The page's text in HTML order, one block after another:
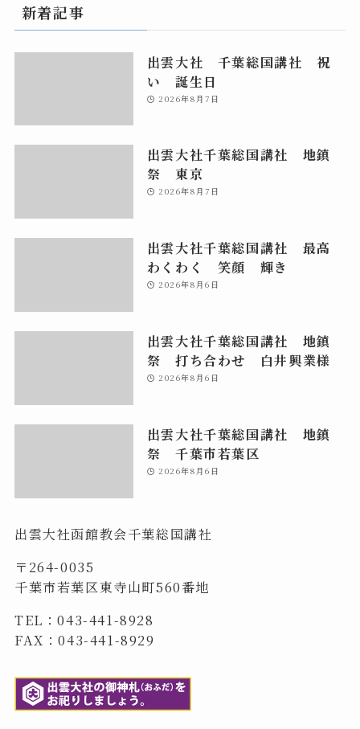
新着記事
出雲大社 千葉総国講社 祝
い 誕生日
2026年8月7日
出雲大社千葉総国講社 地鎮
祭 東京
2026年8月7日
出雲大社千葉総国講社 最高
わくわく 笑顔 輝き
2026年8月6日
出雲大社千葉総国講社 地鎮
祭 打ち合わせ 白井興業様
2026年8月6日
出雲大社千葉総国講社 地鎮
祭 千葉市若葉区
2026年8月6日
出雲大社函館教会千葉総国講社
〒264-0035
千葉市若葉区東寺山町560番地
TEL：043-441-8928
FAX：043-441-8929